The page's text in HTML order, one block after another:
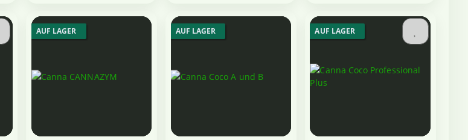
AUF LAGER AUF LAGER AUF LAGER